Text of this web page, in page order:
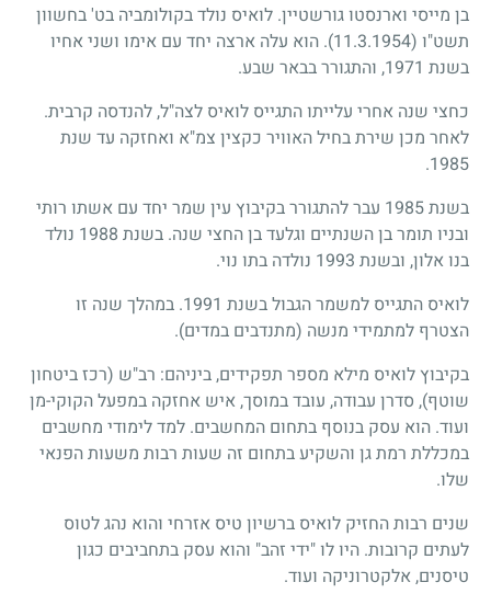
בן מייסי וארנסטו גורשטיין. לואיס נולד בקולומביה בט' בחשוון
תשט"ו (11.3.1954)
. הוא עלה ארצה יחד עם אימו ושני אחיו
בשנת 1971, והתגורר בבאר שבע.
כחצי שנה אחרי עלייתו התגייס לואיס לצה"ל, להנדסה קרבית.
לאחר מכן שירת בחיל האוויר כקצין צמ"א ואחזקה עד שנת
1985.
בשנת 1985 עבר להתגורר בקיבוץ עין שמר יחד עם אשתו רותי
ובניו תומר בן השנתיים וגלעד בן החצי שנה. בשנת 1988 נולד
בנו אלון, ובשנת 1993 נולדה בתו נוי.
לואיס התגייס למשמר הגבול בשנת 1991. במהלך שנה זו
הצטרף למתמידי מנשה (מתנדבים במדים).
בקיבוץ לואיס מילא מספר תפקידים, ביניהם: רב"ש (רכז ביטחון
שוטף), סדרן עבודה, עובד במוסך, איש אחזקה במפעל הקוקי-מן
ועוד. הוא עסק בנוסף בתחום המחשבים. למד לימודי מחשבים
במכללת רמת גן והשקיע בתחום זה שעות רבות משעות הפנאי
שלו.
שנים רבות החזיק לואיס ברשיון טיס אזרחי והוא נהג לטוס
לעתים קרובות. היו לו "ידי זהב" והוא עסק בתחביבים כגון
טיסנים, אלקטרוניקה ועוד.